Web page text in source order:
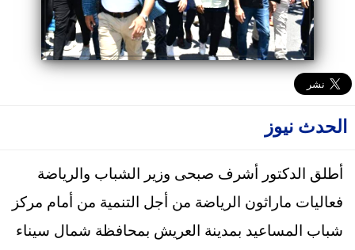
الحدث نيوز
أطلق الدكتور أشرف صبحى وزير الشباب والرياضة
فعاليات ماراثون الرياضة من أجل التنمية من أمام مركز
شباب المساعيد بمدينة العريش بمحافظة شمال سيناء